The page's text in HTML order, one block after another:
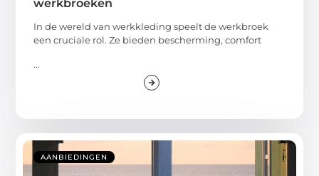
werkbroeken
In de wereld van werkkleding speelt de werkbroek
een cruciale rol. Ze bieden bescherming, comfort
...
AANBIEDINGEN